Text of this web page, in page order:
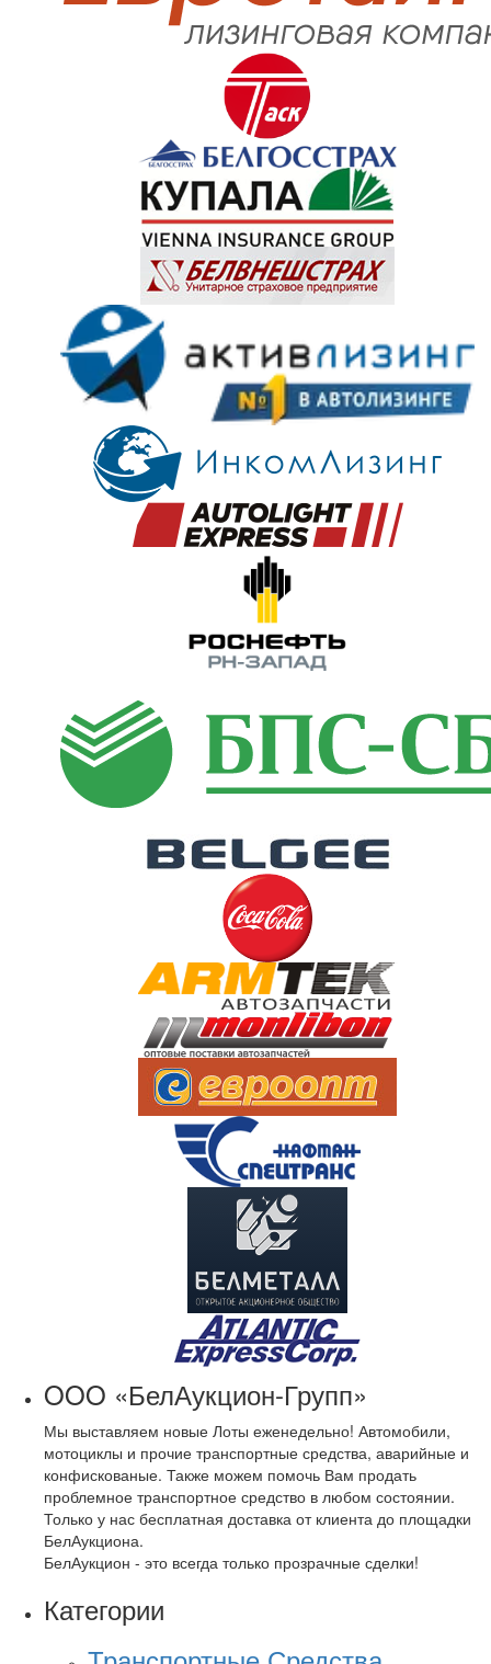
OOO «БелАукцион-Групп»
Мы выставляем новые Лоты еженедельно! Автомобили,
мотоциклы и прочие транспортные средства, аварийные и
конфискованые. Также можем помочь Вам продать
проблемное транспортное средство в любом состоянии.
Только у нас бесплатная доставка от клиента до площадки
БелАукциона.
БелАукцион - это всегда только прозрачные сделки!
Категории